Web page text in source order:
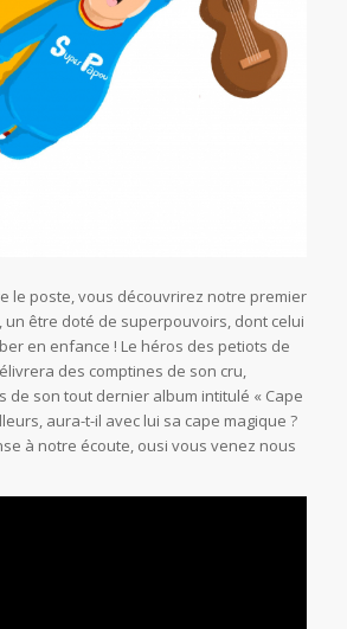
le poste, vous découvrirez notre premier
, un être doté de superpouvoirs, dont celui
en enfance ! Le héros des petiots de
des comptines de son cru,
de son tout dernier album intitulé « Cape
aura-t-il avec lui sa cape magique ?
à notre écoute, ousi vous venez nous